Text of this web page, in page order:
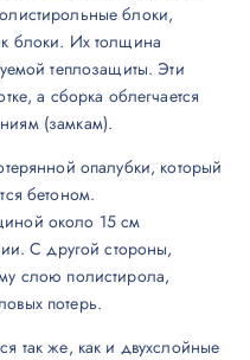
блоки,
блоки. Их толщина
теплозащиты. Эти
а сборка облегчается
(замкам).
опалубки, который
бетоном.
около 15 см
С другой стороны,
слою полистирола,
потерь.
так же, как и двухслойные